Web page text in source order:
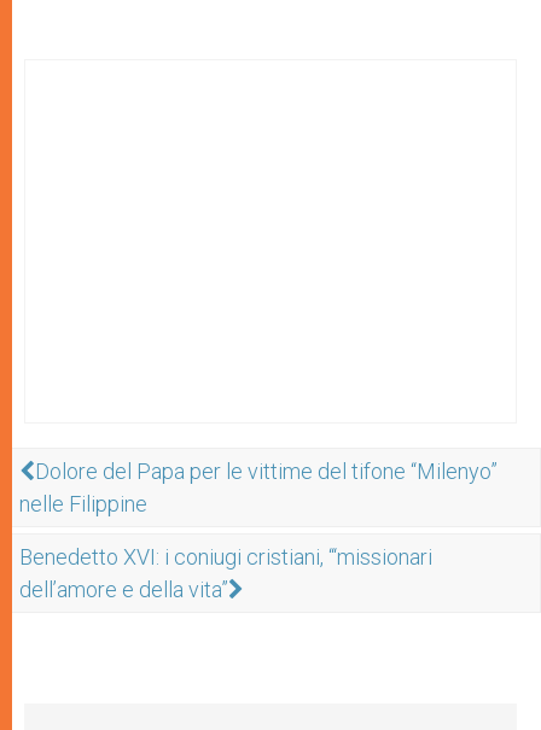
Dolore del Papa per le vittime del tifone “Milenyo”
nelle Filippine
Benedetto XVI: i coniugi cristiani, “‘missionari
dell’amore e della vita”